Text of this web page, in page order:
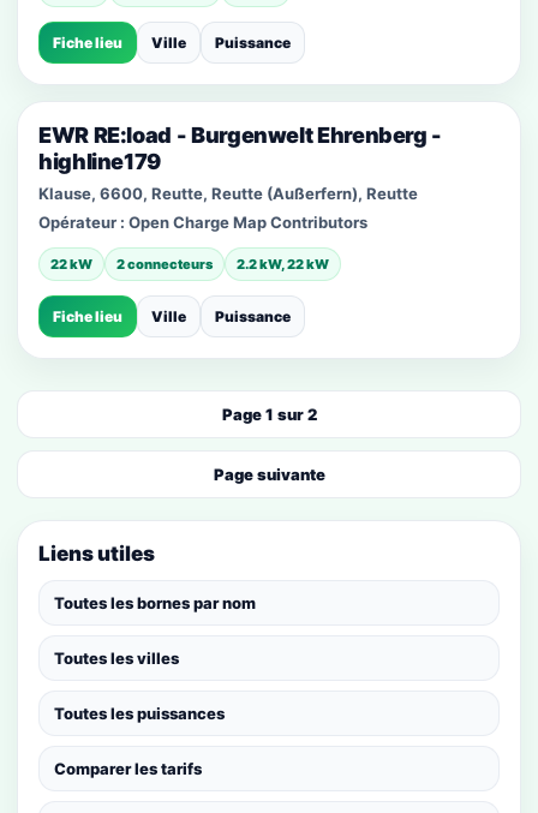
Fiche lieu Ville Puissance
EWR RE:load - Burgenwelt Ehrenberg -
highline179
Klause, 6600, Reutte, Reutte (Außerfern), Reutte
Opérateur : Open Charge Map Contributors
22 kW 2 connecteurs 2.2 kW, 22 kW
Fiche lieu Ville Puissance
Page 1 sur 2
Page suivante
Liens utiles
Toutes les bornes par nom
Toutes les villes
Toutes les puissances
Comparer les tarifs